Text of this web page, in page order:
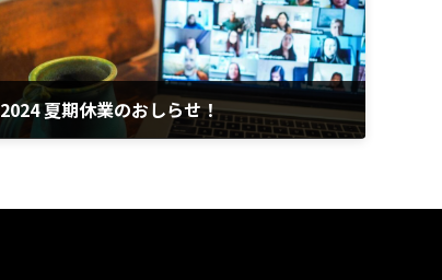
2024 夏期休業のおしらせ！